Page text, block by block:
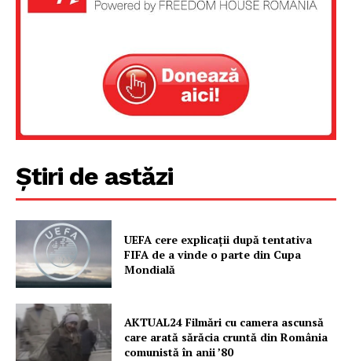
PRESShub
Despre noi / Echipa
Contact
Știri de astăzi
UEFA cere explicații după tentativa
FIFA de a vinde o parte din Cupa
Mondială
AKTUAL24 Filmări cu camera ascunsă
care arată sărăcia cruntă din România
comunistă în anii ’80